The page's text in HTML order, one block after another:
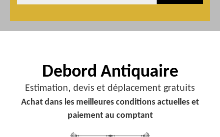
Debord Antiquaire
Estimation, devis et déplacement gratuits
Achat dans les meilleures conditions actuelles et
paiement au comptant